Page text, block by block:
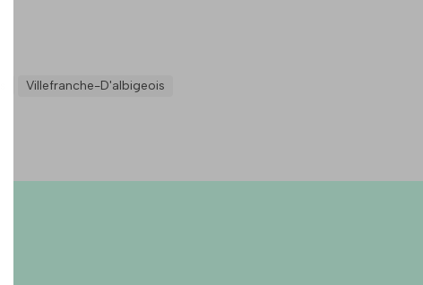
Villefranche-D'albigeois